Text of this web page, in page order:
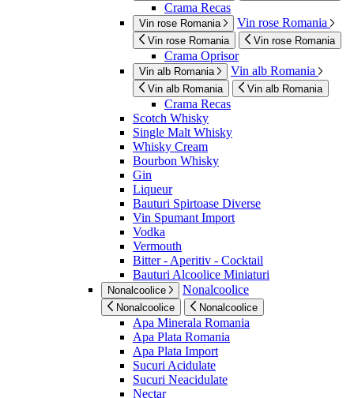
Crama Recas
Vin rose Romania Vin rose Romania
Vin rose Romania Vin rose Romania
Crama Oprisor
Vin alb Romania Vin alb Romania
Vin alb Romania Vin alb Romania
Crama Recas
Scotch Whisky
Single Malt Whisky
Whisky Cream
Bourbon Whisky
Gin
Liqueur
Bauturi Spirtoase Diverse
Vin Spumant Import
Vodka
Vermouth
Bitter - Aperitiv - Cocktail
Bauturi Alcoolice Miniaturi
Nonalcoolice Nonalcoolice
Nonalcoolice Nonalcoolice
Apa Minerala Romania
Apa Plata Romania
Apa Plata Import
Sucuri Acidulate
Sucuri Neacidulate
Nectar